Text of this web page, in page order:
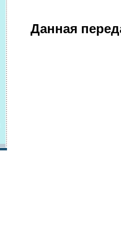
Данная